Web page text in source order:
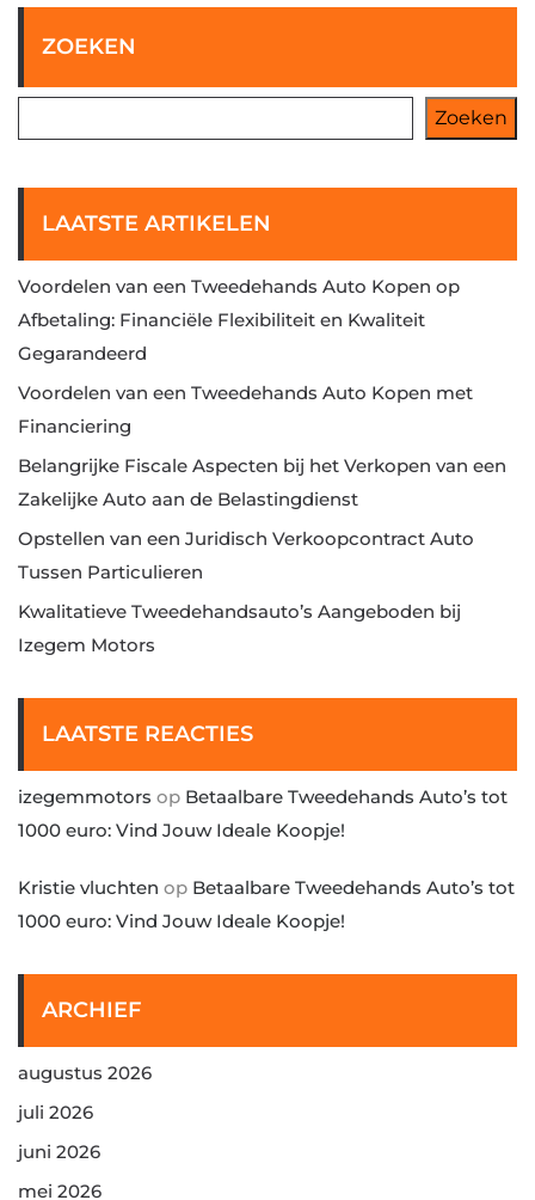
ZOEKEN
Zoeken
LAATSTE ARTIKELEN
Voordelen van een Tweedehands Auto Kopen op
Afbetaling: Financiële Flexibiliteit en Kwaliteit
Gegarandeerd
Voordelen van een Tweedehands Auto Kopen met
Financiering
Belangrijke Fiscale Aspecten bij het Verkopen van een
Zakelijke Auto aan de Belastingdienst
Opstellen van een Juridisch Verkoopcontract Auto
Tussen Particulieren
Kwalitatieve Tweedehandsauto’s Aangeboden bij
Izegem Motors
LAATSTE REACTIES
izegemmotors op Betaalbare Tweedehands Auto’s tot
1000 euro: Vind Jouw Ideale Koopje!
Kristie vluchten op Betaalbare Tweedehands Auto’s tot
1000 euro: Vind Jouw Ideale Koopje!
ARCHIEF
augustus 2026
juli 2026
juni 2026
mei 2026